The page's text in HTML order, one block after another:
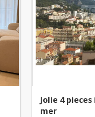
Jolie 4
mer